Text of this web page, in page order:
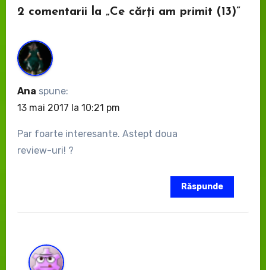
2 comentarii la „Ce cărți am primit (13)”
Ana spune:
13 mai 2017 la 10:21 pm
Par foarte interesante. Astept doua
review-uri! ?
Răspunde